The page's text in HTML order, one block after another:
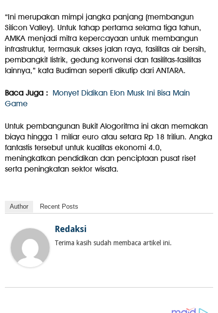
“Ini merupakan mimpi jangka panjang (membangun
Silicon Valley). Untuk tahap pertama selama tiga tahun,
AMKA menjadi mitra kepercayaan untuk membangun
infrastruktur, termasuk akses jalan raya, fasilitas air bersih,
pembangkit listrik, gedung konvensi dan fasilitas‐fasilitas
lainnya,” kata Budiman seperti dikutip dari ANTARA.
Baca Juga : Monyet Didikan Elon Musk Ini Bisa Main
Game
Untuk pembangunan Bukit Alogoritma ini akan memakan
biaya hingga 1 miliar euro atau setara Rp 18 triliun. Angka
fantastis tersebut untuk kualitas ekonomi 4.0,
meningkatkan pendidikan dan penciptaan pusat riset
serta peningkatan sektor wisata.
Author Recent Posts
Redaksi
Terima kasih sudah membaca artikel ini.